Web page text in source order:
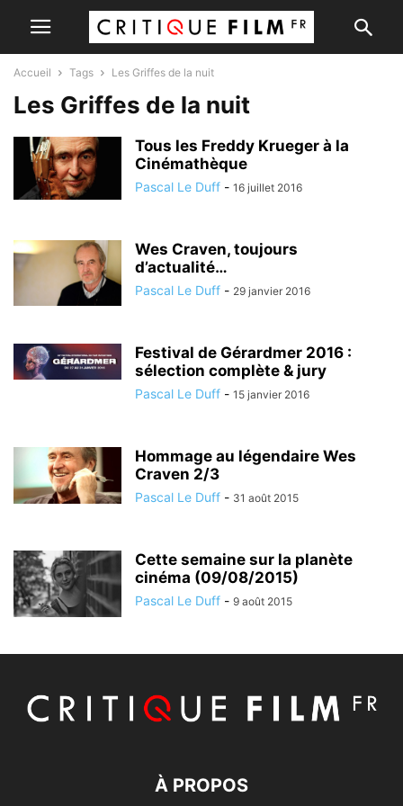
Accueil Tags Les Griffes de la nuit
Les Griffes de la nuit
Tous les Freddy Krueger à la
Cinémathèque
Pascal Le Duff - 16 juillet 2016
Wes Craven, toujours
d’actualité…
Pascal Le Duff - 29 janvier 2016
Festival de Gérardmer 2016 :
sélection complète & jury
Pascal Le Duff - 15 janvier 2016
Hommage au légendaire Wes
Craven 2/3
Pascal Le Duff - 31 août 2015
Cette semaine sur la planète
cinéma (09/08/2015)
Pascal Le Duff - 9 août 2015
À PROPOS